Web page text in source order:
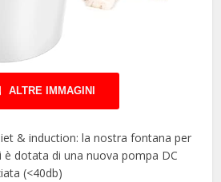
ALTRE IMMAGINI
& induction: la nostra fontana per
è dotata di una nuova pompa DC
(<40db)